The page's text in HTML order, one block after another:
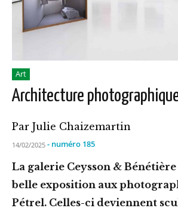
Art
Architecture
Par Julie Chaizemartin
14/02/2025 - numéro 185
La galerie Ceysson &
belle exposition aux
Pétrel. Celles-ci deviennent